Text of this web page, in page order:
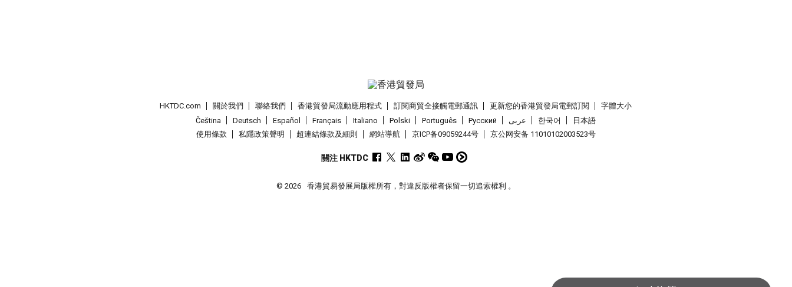
HKTDC.com 關於我們 聯絡我們 香港貿發局流動應用程式 訂閱商貿全接觸電郵通訊 更新您的香港貿發局電郵訂閱
字體大小
Čeština
Deutsch Español Français Italiano Polski Português Pусский عربى 한국어
日本語
使用條款
私隱政策聲明 超連結條款及細則 網站導航 京ICP备09059244号 京公网安备 11010102003523号
關注 HKTDC
© 2026 香港貿易發展局版權所有，對違反版權者保留一切追索權利 。